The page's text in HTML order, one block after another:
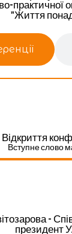
практичної
"Життя
Відкриття
Вступне слово
-
президент